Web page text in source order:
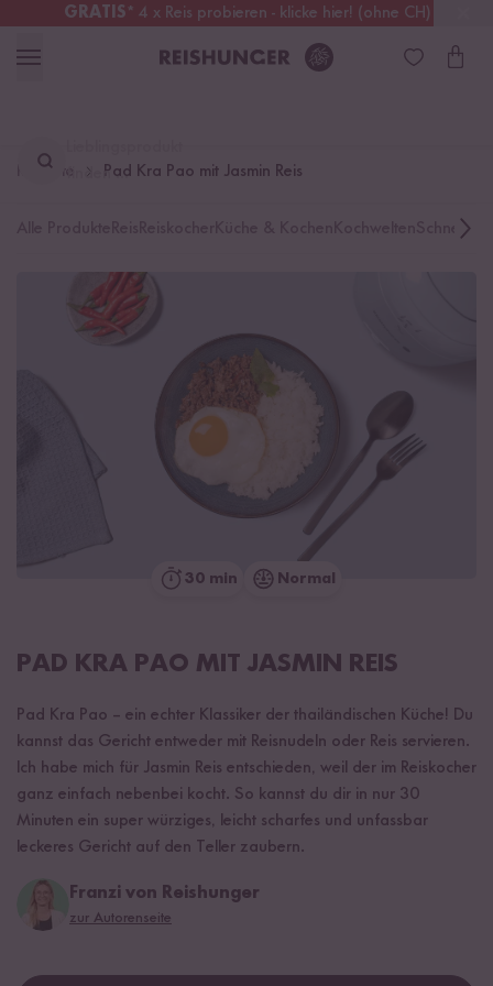
GRATIS* 4 x Reis probieren - klicke hier! (ohne CH)
Schweiz Alle Zölle & Steuern inklusive
finden ...
Rezepte Pad Kra Pao mit Jasmin Reis
Schnelle
30 min Normal
PAD KRA PAO MIT JASMIN REIS
Pad Kra Pao – ein echter Klassiker der thailändischen Küche! Du
kannst das Gericht entweder mit Reisnudeln oder Reis servieren.
Ich habe mich für Jasmin Reis entschieden, weil der im Reiskocher
ganz einfach nebenbei kocht. So kannst du dir in nur 30
Minuten ein super würziges, leicht scharfes und unfassbar
leckeres Gericht auf den Teller zaubern.
Franzi von Reishunger
zur Autorenseite